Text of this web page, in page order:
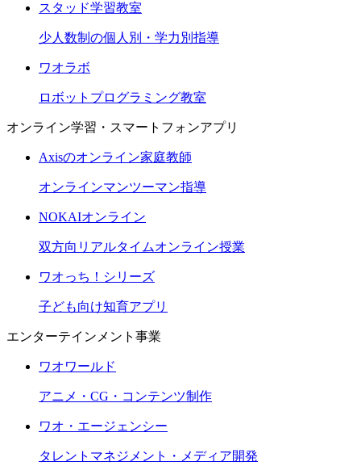
スタッド学習教室
少人数制の個人別・学力別指導
ワオラボ
ロボットプログラミング教室
オンライン学習・スマートフォンアプリ
Axisのオンライン家庭教師
オンラインマンツーマン指導
NOKAIオンライン
双方向リアルタイムオンライン授業
ワオっち！シリーズ
子ども向け知育アプリ
エンターテインメント事業
ワオワールド
アニメ・CG・コンテンツ制作
ワオ・エージェンシー
タレントマネジメント・メディア開発